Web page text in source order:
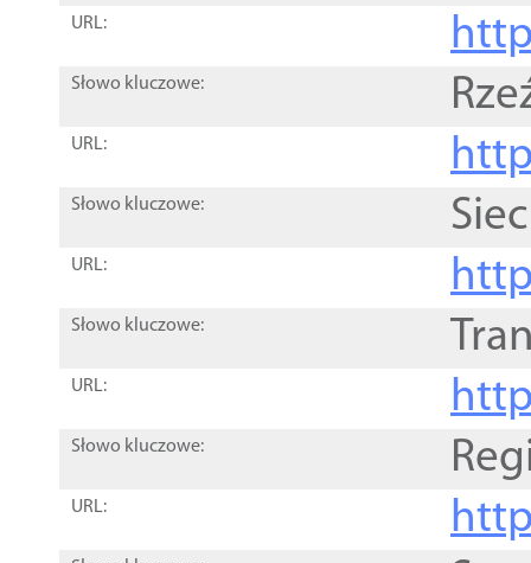
URL:
Słowo kluczowe:
URL:
Słowo kluczowe:
URL:
Słowo kluczowe:
URL:
Słowo kluczowe:
URL: